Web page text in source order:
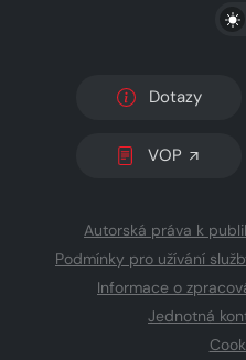
Dotazy
VOP
Autorská práva k
Podmínky pro užívání
Informace o
Jednotná